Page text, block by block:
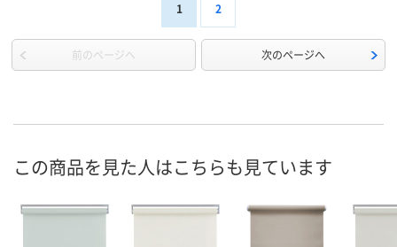
1 2
前のページへ 次のページへ
この商品を見た人はこちらも見ています